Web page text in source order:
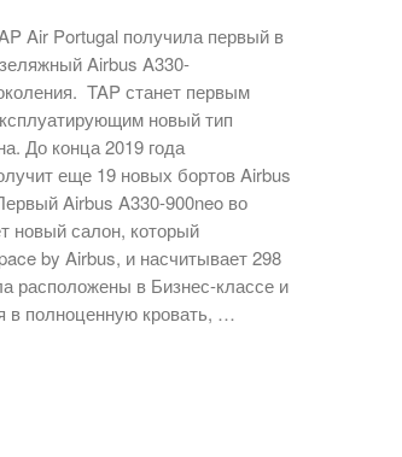
Air Portugal получила первый в
Airbus A330-
TAP станет первым
новый тип
До конца 2019 года
еще 19 новых бортов Airbus
Airbus A330-900neo во
новый салон, который
by Airbus, и насчитывает 298
расположены в Бизнес-классе и
в полноценную кровать, …